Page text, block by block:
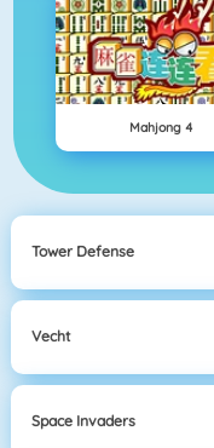
Mahjong 4
Tower Defense
Vecht
Space Invaders